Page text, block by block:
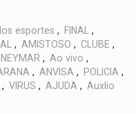
esportes , FINAL ,
, AMISTOSO , CLUBE ,
NEYMAR , Ao vivo ,
, ANVISA , POLICIA ,
, VIRUS , AJUDA , Auxlio